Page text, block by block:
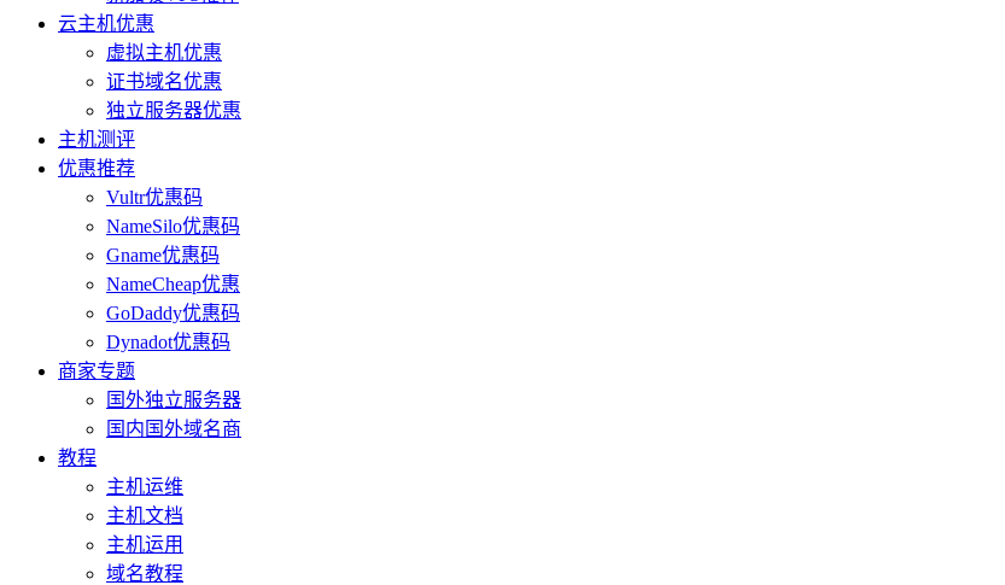
云主机优惠
虚拟主机优惠
证书域名优惠
独立服务器优惠
主机测评
优惠推荐
Vultr优惠码
NameSilo优惠码
Gname优惠码
NameCheap优惠
GoDaddy优惠码
Dynadot优惠码
商家专题
国外独立服务器
国内国外域名商
教程
主机运维
主机文档
主机运用
域名教程